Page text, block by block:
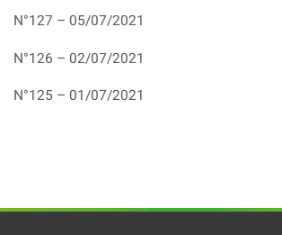
N°127 – 05/07/2021
N°126 – 02/07/2021
N°125 – 01/07/2021